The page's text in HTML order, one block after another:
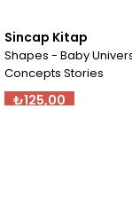
Kitap
- Baby
Stories
₺125,00